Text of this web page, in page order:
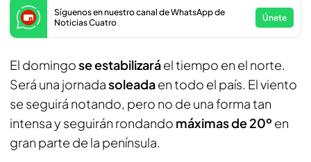
Síguenos en nuestro canal de WhatsApp de
Noticias Cuatro
Únete
El domingose estabilizaráel tiempo en el norte.
Será una jornadasoleadaen todo el país. El viento
se seguirá notando, pero no de una forma tan
intensa y seguirán rondando máximas de 20º en
gran parte de la península.